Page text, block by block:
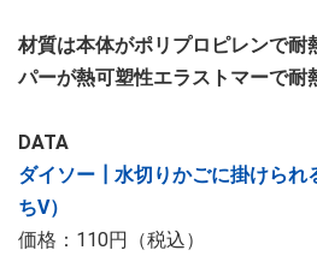
材質は本体がポリプロピレンで耐
パーが熱可塑性エラストマーで耐
DATA
ダイソー┃水切りかごに掛けられ
ちV）
価格：110円（税込）